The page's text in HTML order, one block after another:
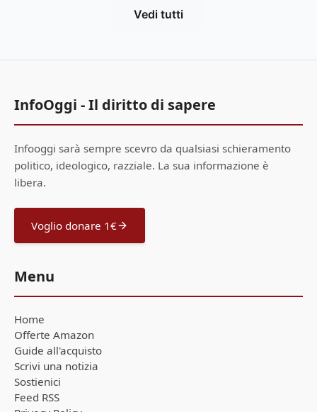
Vedi tutti
InfoOggi - Il diritto di sapere
Infooggi sarà sempre scevro da qualsiasi schieramento
politico, ideologico, razziale. La sua informazione è
libera.
Voglio donare 1€
Menu
Home
Offerte Amazon
Guide all'acquisto
Scrivi una notizia
Sostienici
Feed RSS